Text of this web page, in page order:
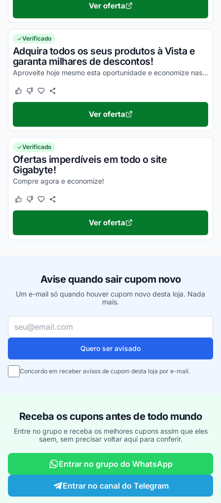
Ver oferta
Verificado
Adquira todos os seus produtos à Vista e
garanta milhares de descontos!
Aproveite hoje mesmo esta oportunidade e economize nas suas compras!
Este cupom funcionou
Este cupom não funcionou
Ver oferta
Verificado
Ofertas imperdíveis em todo o site
Gigabyte!
Compre agora e economize!
Este cupom funcionou
Este cupom não funcionou
Ver oferta
Avise quando sair cupom novo
Um e-mail só quando houver cupom novo desta loja. Nada
mais.
Seu e-mail
Quero ser avisado
Concordo em receber avisos de cupom desta loja por e-mail.
Receba os cupons antes de todo mundo
Entre no grupo e receba os melhores cupons assim que eles
saem, sem precisar voltar aqui para conferir.
Entrar no grupo do WhatsApp
Entrar no canal do Telegram